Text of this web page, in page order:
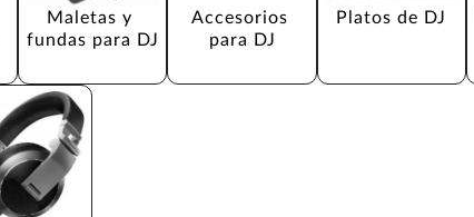
Maletas y
fundas para DJ
Accesorios
para DJ
Platos de DJ